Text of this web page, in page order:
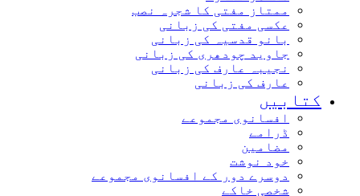
ممتاز مفتی کا شجرہ نصب
عکسی مفتی کی زبانی
بانو قدسیہ کی زبانی
جاوید چودھری کی زبانی
نجیبہ عارف کی زبانی
عارف کی زبانی
کتابیں
افسانوی مجموعے
ڈرامے
مضامین
خود نوشت
دوسرے دور کے افسانوی مجموعے
شخصی خاکے